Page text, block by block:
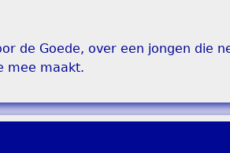
de Goede, over een jongen die
mee maakt.